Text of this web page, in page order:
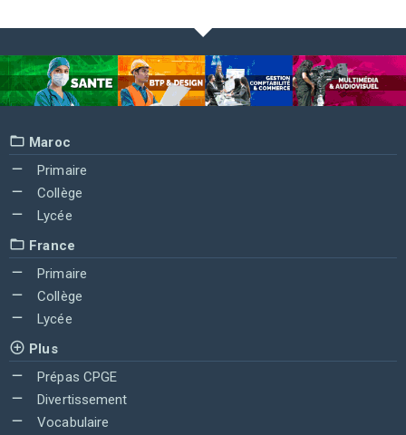
Maroc
Primaire
Collège
Lycée
France
Primaire
Collège
Lycée
Plus
Prépas CPGE
Divertissement
Vocabulaire